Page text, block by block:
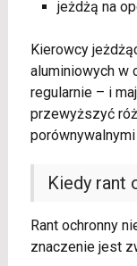
jeżdżą na
Kierowcy
aluminiowych w
regularnie – i
przewyższyć
Kiedy rant
Rant ochronny
znaczenie jest